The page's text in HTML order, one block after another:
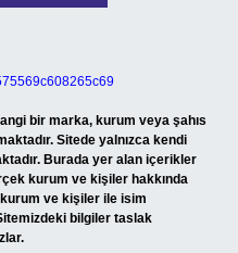
bir marka, kurum veya şahıs
Sitede yalnızca kendi
Burada yer alan içerikler
kurum ve kişiler hakkında
kurum ve kişiler ile isim
bilgiler taslak